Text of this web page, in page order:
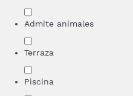
Admite animales
Terraza
Piscina